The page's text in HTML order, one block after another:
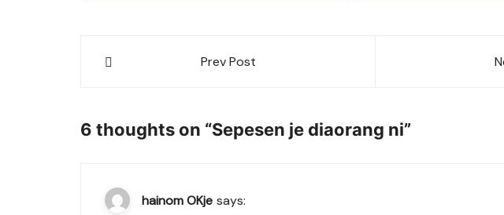
Post
Prev Post
6 thoughts on “Sepesen je diaorang ni”
hainom OKje says: